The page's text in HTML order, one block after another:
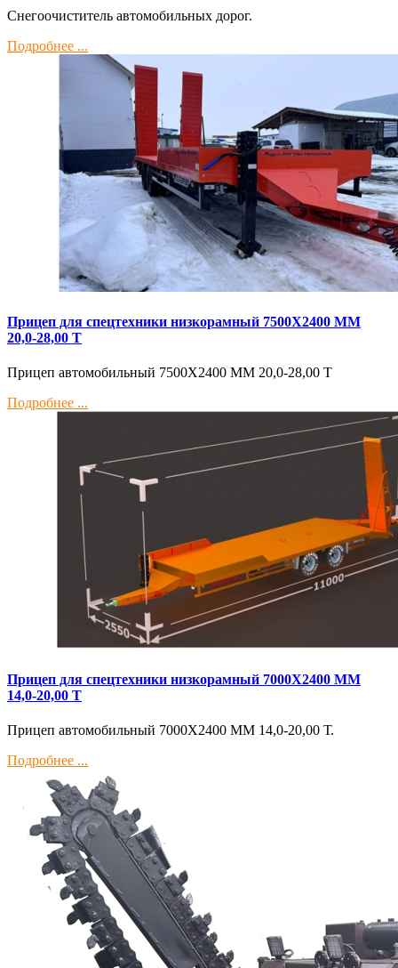
Снегоочиститель автомобильных дорог.
Подробнее ...
Прицеп для спецтехники низкорамный 7500Х2400 ММ
20,0-28,00 Т
Прицеп автомобильный 7500Х2400 ММ 20,0-28,00 Т
Подробнее ...
Прицеп для спецтехники низкорамный 7000Х2400 ММ
14,0-20,00 Т
Прицеп автомобильный 7000Х2400 ММ 14,0-20,00 Т.
Подробнее ...